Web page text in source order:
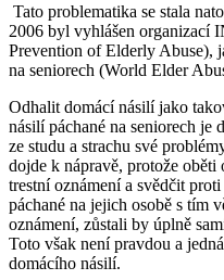
Tato problematika se stala
2006 byl vyhlášen organizací
Prevention of Elderly Abuse),
na seniorech (World Elder
Odhalit domácí násilí jako
násilí páchané na seniorech
ze studu a strachu své
dojde k nápravě, protože oběti
trestní oznámení a svědčit
páchané na jejich osobě s tím
oznámení, zůstali by úplně
Toto však není pravdou a
domácího násilí.